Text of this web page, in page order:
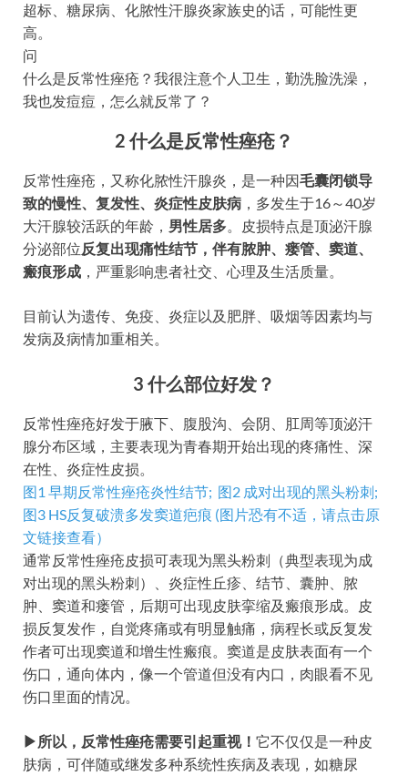
超标、糖尿病、化脓性汗腺炎家族史的话，可能性更
高。
问
什么是反常性痤疮？我很注意个人卫生，勤洗脸洗澡，
我也发痘痘，怎么就反常了？
2什么是反常性痤疮？
反常性痤疮，又称化脓性汗腺炎，是一种因毛囊闭锁导
致的慢性、复发性、炎症性皮肤病 ，多发生于16～40岁
大汗腺较活跃的年龄， 男性居多。皮损特点是顶泌汗腺
分泌部位反复出现痛性结节，伴有脓肿、瘘管、窦道、
瘢痕形成 ，严重影响患者社交、心理及生活质量。
目前认为遗传、免疫、炎症以及肥胖、吸烟等因素均与
发病及病情加重相关。
3什么部位好发？
反常性痤疮好发于腋下、腹股沟、会阴、肛周等顶泌汗
腺分布区域，主要表现为青春期开始出现的疼痛性、深
在性、炎症性皮损。
图1 早期反常性痤疮炎性结节; 图2 成对出现的黑头粉刺;
图3 HS反复破溃多发窦道疤痕 (图片恐有不适，请点击原
文链接查看）
通常反常性痤疮皮损可表现为黑头粉刺（典型表现为成
对出现的黑头粉刺）、炎症性丘疹、结节、囊肿、脓
肿、窦道和瘘管，后期可出现皮肤挛缩及瘢痕形成。皮
损反复发作，自觉疼痛或有明显触痛，病程长或反复发
作者可出现窦道和增生性瘢痕。窦道是皮肤表面有一个
伤口，通向体内，像一个管道但没有内口，肉眼看不见
伤口里面的情况。
▶所以， 反常性痤疮需要引起重视！ 它不仅仅是一种皮
肤病，可伴随或继发多种系统性疾病及表现，如糖尿